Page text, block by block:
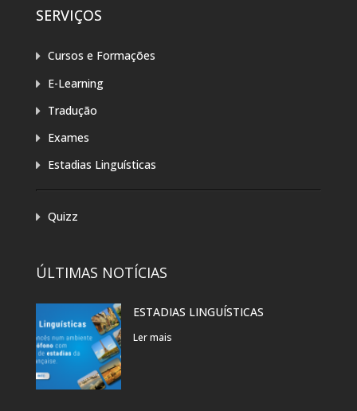
SERVIÇOS
Cursos e Formações
E-Learning
Tradução
Exames
Estadias Linguísticas
Quizz
ÚLTIMAS NOTÍCIAS
ESTADIAS LINGUÍSTICAS
Ler mais